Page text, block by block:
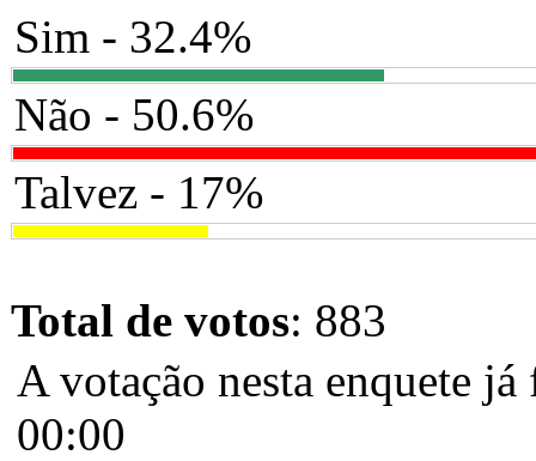
Sim - 32.4%
Não - 50.6%
Talvez - 17%
Total de votos: 883
A votação nesta enquete
00:00